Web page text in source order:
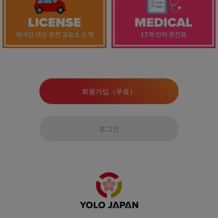
회원가입（무료）
로그인